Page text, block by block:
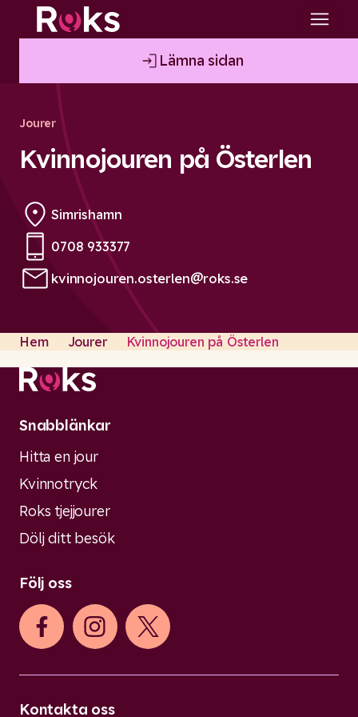
Lämna sidan
Jourer
Kvinnojouren på Österlen
Simrishamn
Phone:
0708 933377
Email:
kvinnojouren.osterlen@roks.se
Hem Jourer Kvinnojouren på Österlen
Snabblänkar
Hitta en jour
Kvinnotryck
Roks tjejjourer
Dölj ditt besök
Följ oss
Kontakta oss